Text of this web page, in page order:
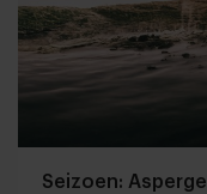
Seizoen: Asperge